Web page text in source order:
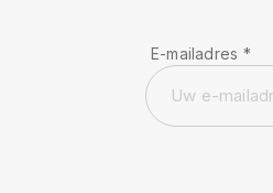
E-mailadres *